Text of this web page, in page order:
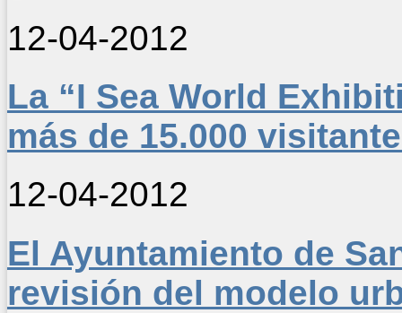
12-04-2012
La “I Sea World
más de 15.000
12-04-2012
El Ayuntamiento de
revisión del modelo